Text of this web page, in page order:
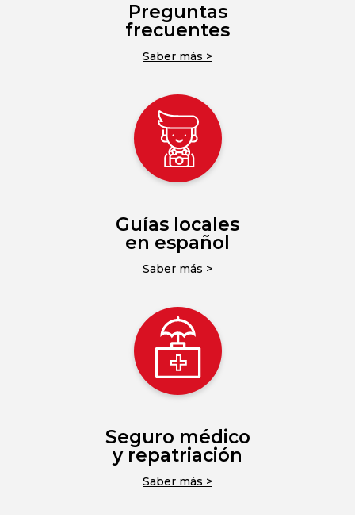
Preguntas
frecuentes
Saber más >
Guías locales
en español
Saber más >
Seguro médico
y repatriación
Saber más >